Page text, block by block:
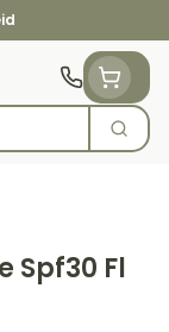
Zoek
Spf30 Fl